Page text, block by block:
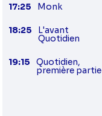
17:25 Monk
18:25 L'avant
Quotidien
19:15 Quotidien,
première partie